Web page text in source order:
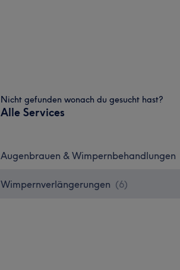
Nicht gefunden wonach du gesucht hast?
Alle Services
Augenbrauen & Wimpernbehandlungen
Wimpernverlängerungen (6)